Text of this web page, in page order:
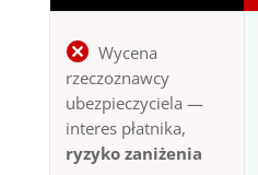
Wycena
rzeczoznawcy
ubezpieczyciela —
interes płatnika,
ryzyko zaniżenia